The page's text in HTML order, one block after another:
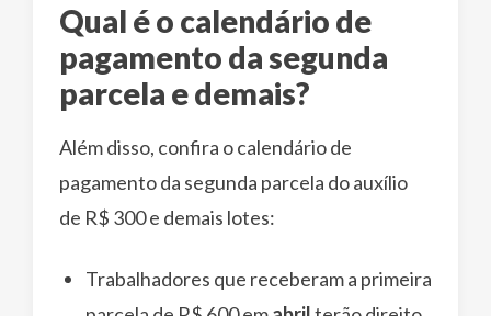
Qual é o calendário de
pagamento da segunda
parcela e demais?
Além disso, confira o calendário de
pagamento da segunda parcela do auxílio
de R$ 300 e demais lotes:
Trabalhadores que receberam a primeira